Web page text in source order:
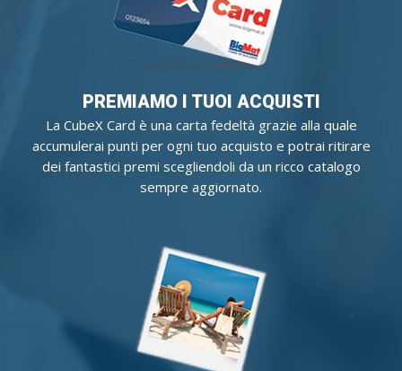
PREMIAMO I TUOI ACQUISTI
La CubeX Card è una carta fedeltà grazie alla quale
accumulerai punti per ogni tuo acquisto e potrai ritirare
dei fantastici premi scegliendoli da un ricco catalogo
sempre aggiornato.